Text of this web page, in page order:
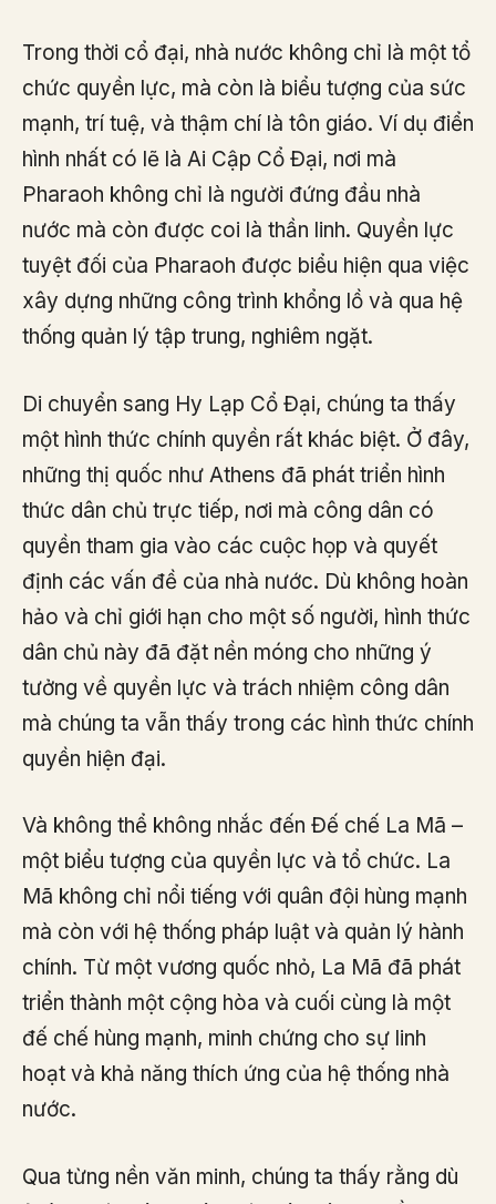
Trong thời cổ đại, nhà nước không chỉ là một tổ
chức quyền lực, mà còn là biểu tượng của sức
mạnh, trí tuệ, và thậm chí là tôn giáo. Ví dụ điển
hình nhất có lẽ là Ai Cập Cổ Đại, nơi mà
Pharaoh không chỉ là người đứng đầu nhà
nước mà còn được coi là thần linh. Quyền lực
tuyệt đối của Pharaoh được biểu hiện qua việc
xây dựng những công trình khổng lồ và qua hệ
thống quản lý tập trung, nghiêm ngặt.
Di chuyển sang Hy Lạp Cổ Đại, chúng ta thấy
một hình thức chính quyền rất khác biệt. Ở đây,
những thị quốc như Athens đã phát triển hình
thức dân chủ trực tiếp, nơi mà công dân có
quyền tham gia vào các cuộc họp và quyết
định các vấn đề của nhà nước. Dù không hoàn
hảo và chỉ giới hạn cho một số người, hình thức
dân chủ này đã đặt nền móng cho những ý
tưởng về quyền lực và trách nhiệm công dân
mà chúng ta vẫn thấy trong các hình thức chính
quyền hiện đại.
Và không thể không nhắc đến Đế chế La Mã –
một biểu tượng của quyền lực và tổ chức. La
Mã không chỉ nổi tiếng với quân đội hùng mạnh
mà còn với hệ thống pháp luật và quản lý hành
chính. Từ một vương quốc nhỏ, La Mã đã phát
triển thành một cộng hòa và cuối cùng là một
đế chế hùng mạnh, minh chứng cho sự linh
hoạt và khả năng thích ứng của hệ thống nhà
nước.
Qua từng nền văn minh, chúng ta thấy rằng dù